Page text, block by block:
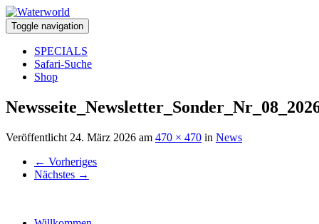
Toggle navigation
SPECIALS
Safari-Suche
Shop
Veröffentlicht 24. März 2026 am 470 × 470 in News
← Vorheriges
Nächstes →